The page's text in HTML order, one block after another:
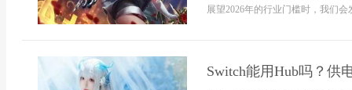
展望2026年的行业门槛时，我们会
Switch能用Hub吗？供